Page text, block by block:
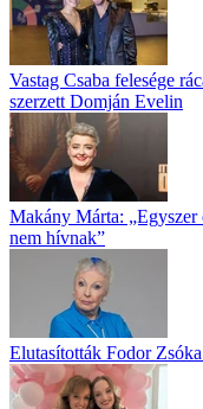
Vastag Csaba felesége
szerzett Domján Evelin
Makány Márta: „Egyszer
nem hívnak”
Elutasították Fodor